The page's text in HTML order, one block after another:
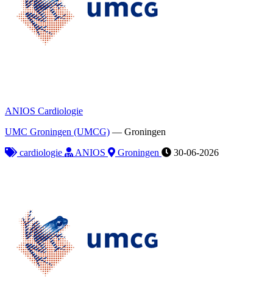
ANIOS Cardiologie
UMC Groningen (UMCG) — Groningen
cardiologie
ANIOS Groningen 30-06-2026